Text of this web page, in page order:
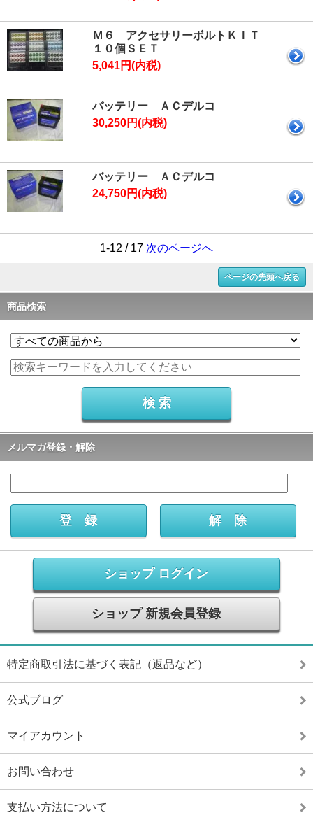
Ｍ６ アクセサリーボルトＫＩＴ
１０個ＳＥＴ
5,041円(内税)
バッテリー ＡＣデルコ
30,250円(内税)
バッテリー ＡＣデルコ
24,750円(内税)
1-12 / 17 次のページへ
ページの先頭へ戻る
商品検索
メルマガ登録・解除
ショップ ログイン
ショップ 新規会員登録
特定商取引法に基づく表記（返品など）
公式ブログ
マイアカウント
お問い合わせ
支払い方法について